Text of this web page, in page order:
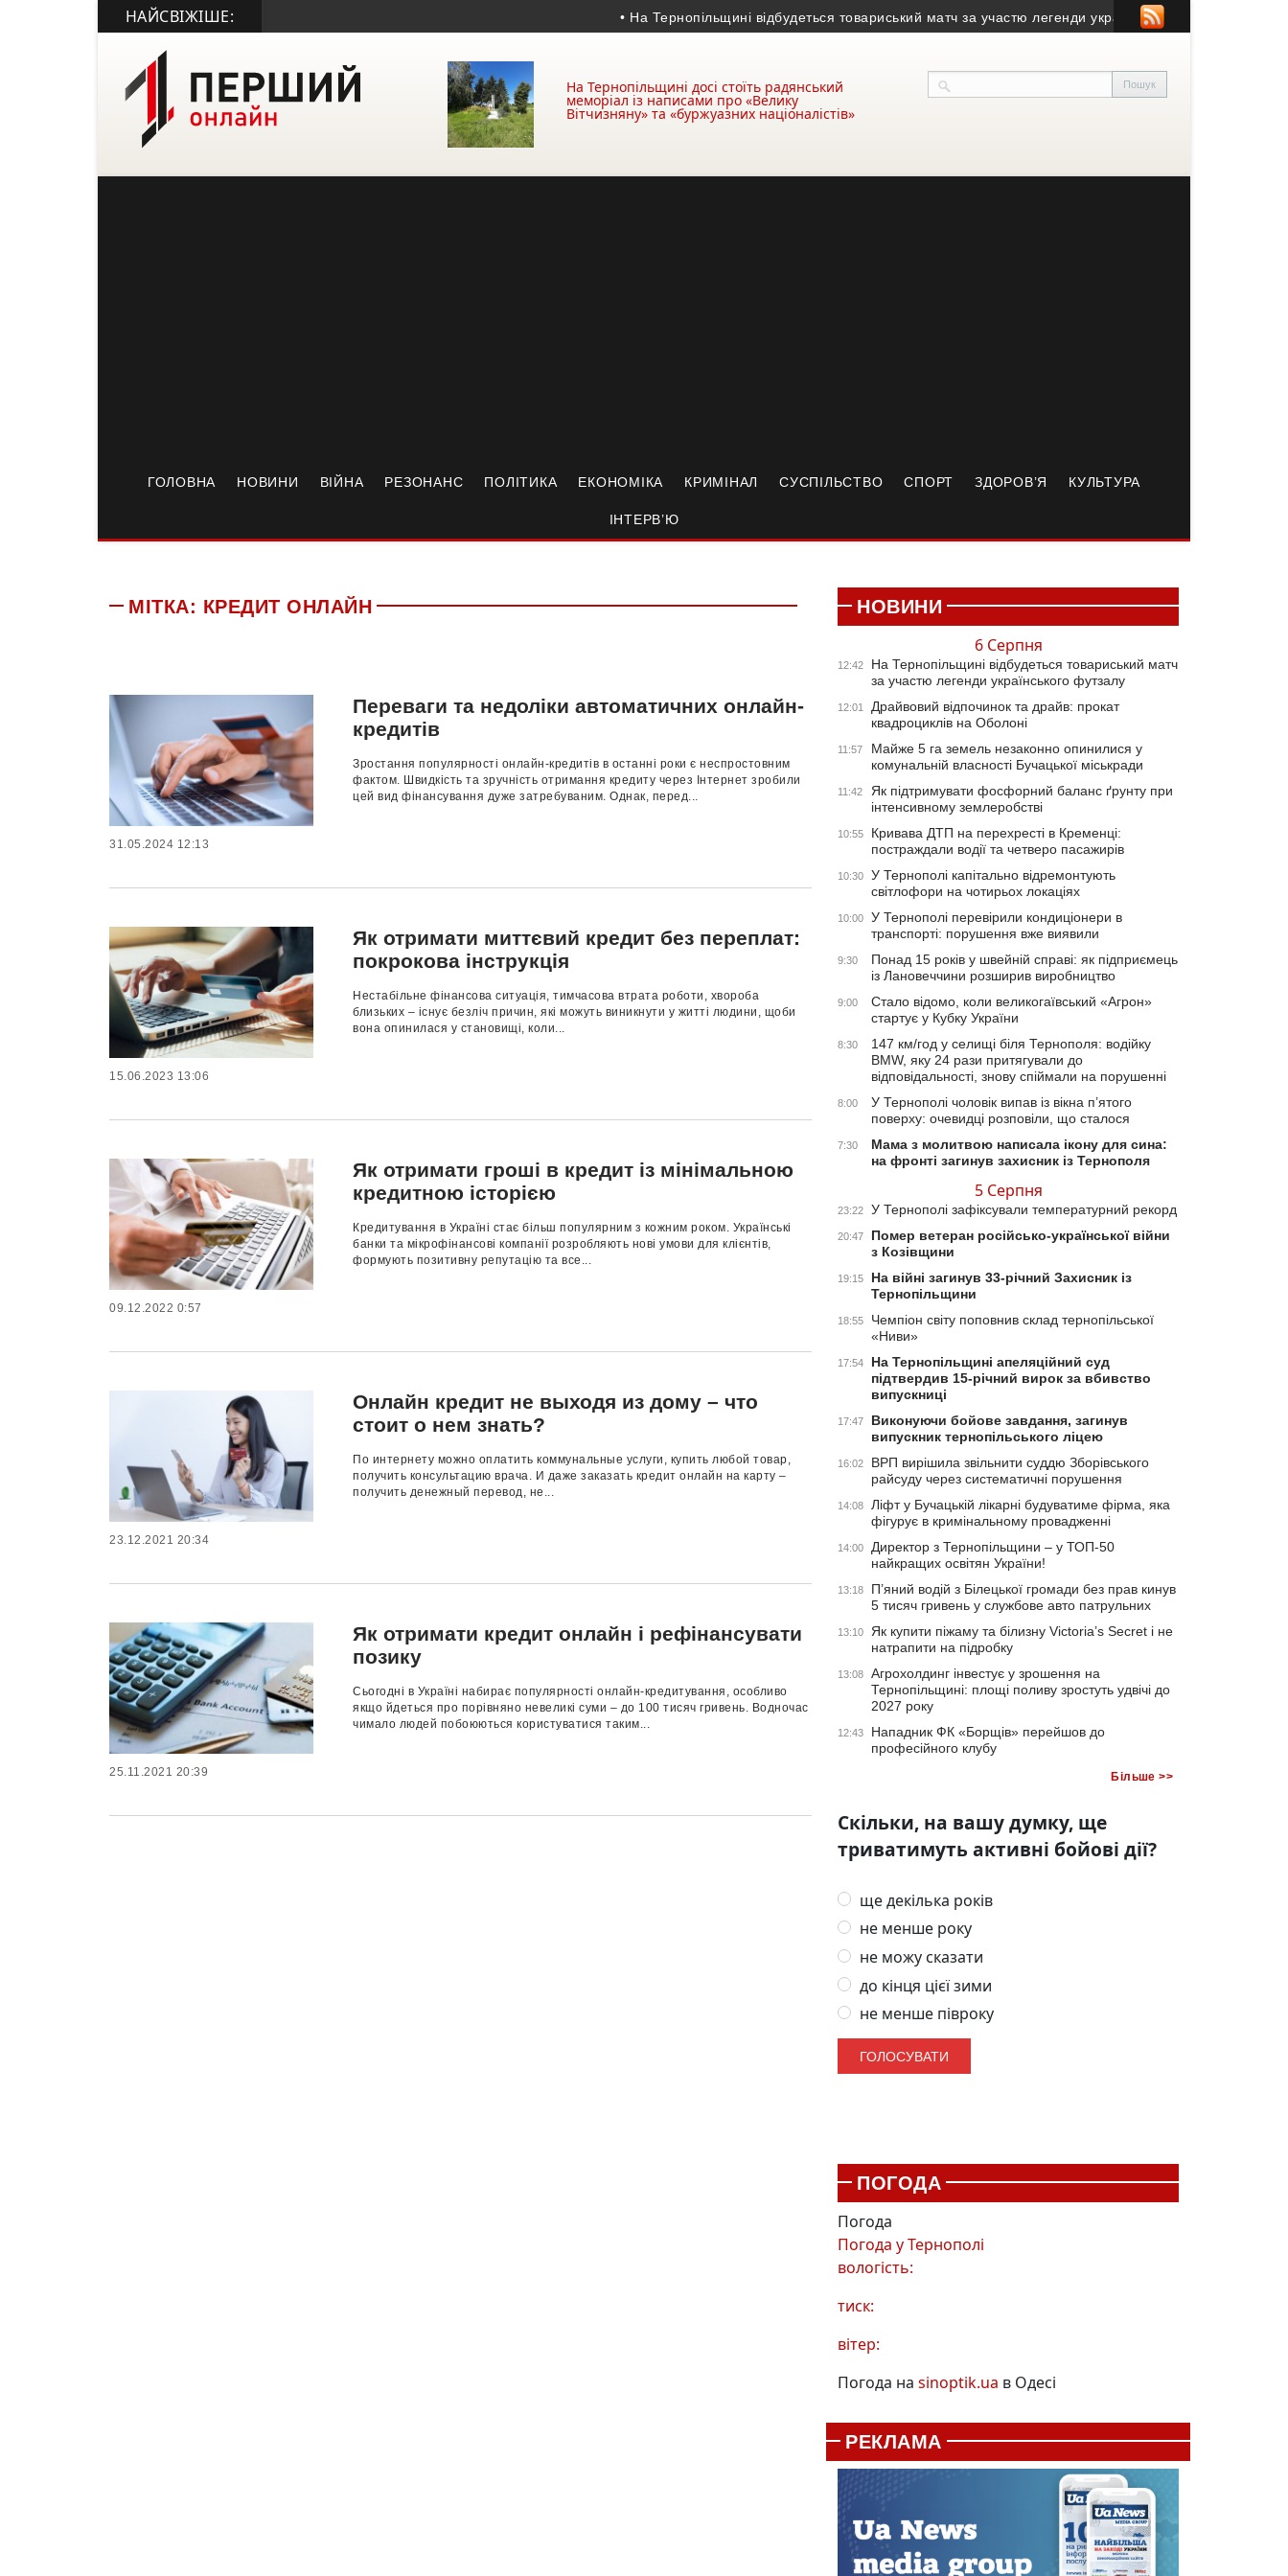
НАЙСВІЖІШЕ: • На Тернопільщині відбудеться товариський матч за участю легенди українського футзалу
На Тернопільщині досі стоїть радянський
меморіал із написами про «Велику
Вітчизняну» та «буржуазних націоналістів»
ГОЛОВНА НОВИНИ ВІЙНА РЕЗОНАНС ПОЛІТИКА ЕКОНОМІКА КРИМІНАЛ СУСПІЛЬСТВО СПОРТ ЗДОРОВ’Я КУЛЬТУРА
ІНТЕРВ’Ю
МІТКА: КРЕДИТ ОНЛАЙН
Переваги та недоліки автоматичних онлайн-
кредитів
Зростання популярності онлайн-кредитів в останні роки є неспростовним
фактом. Швидкість та зручність отримання кредиту через Інтернет зробили
цей вид фінансування дуже затребуваним. Однак, перед...
31.05.2024 12:13
Як отримати миттєвий кредит без переплат:
покрокова інструкція
Нестабільне фінансова ситуація, тимчасова втрата роботи, хвороба
близьких – існує безліч причин, які можуть виникнути у житті людини, щоби
вона опинилася у становищі, коли...
15.06.2023 13:06
Як отримати гроші в кредит із мінімальною
кредитною історією
Кредитування в Україні стає більш популярним з кожним роком. Українські
банки та мікрофінансові компанії розробляють нові умови для клієнтів,
формують позитивну репутацію та все...
09.12.2022 0:57
Онлайн кредит не выходя из дому – что
стоит о нем знать?
По интернету можно оплатить коммунальные услуги, купить любой товар,
получить консультацию врача. И даже заказать кредит онлайн на карту –
получить денежный перевод, не...
23.12.2021 20:34
Як отримати кредит онлайн і рефінансувати
позику
Сьогодні в Україні набирає популярності онлайн-кредитування, особливо
якщо йдеться про порівняно невеликі суми – до 100 тисяч гривень. Водночас
чимало людей побоюються користуватися таким...
25.11.2021 20:39
НОВИНИ
6 Серпня
12:42
На Тернопільщині відбудеться товариський матч
за участю легенди українського футзалу
12:01
Драйвовий відпочинок та драйв: прокат
квадроциклів на Оболоні
11:57
Майже 5 га земель незаконно опинилися у
комунальній власності Бучацької міськради
11:42
Як підтримувати фосфорний баланс ґрунту при
інтенсивному землеробстві
10:55
Кривава ДТП на перехресті в Кременці:
постраждали водії та четверо пасажирів
10:30
У Тернополі капітально відремонтують
світлофори на чотирьох локаціях
10:00
У Тернополі перевірили кондиціонери в
транспорті: порушення вже виявили
9:30
Понад 15 років у швейній справі: як підприємець
із Лановеччини розширив виробництво
9:00
Стало відомо, коли великогаївський «Агрон»
стартує у Кубку України
8:30
147 км/год у селищі біля Тернополя: водійку
BMW, яку 24 рази притягували до
відповідальності, знову спіймали на порушенні
8:00
У Тернополі чоловік випав із вікна п’ятого
поверху: очевидці розповіли, що сталося
7:30
Мама з молитвою написала ікону для сина:
на фронті загинув захисник із Тернополя
5 Серпня
23:22 У Тернополі зафіксували температурний рекорд
20:47
Помер ветеран російсько-української війни
з Козівщини
19:15
На війні загинув 33-річний Захисник із
Тернопільщини
18:55
Чемпіон світу поповнив склад тернопільської
«Ниви»
17:54
На Тернопільщині апеляційний суд
підтвердив 15-річний вирок за вбивство
випускниці
17:47
Виконуючи бойове завдання, загинув
випускник тернопільського ліцею
16:02
ВРП вирішила звільнити суддю Зборівського
райсуду через систематичні порушення
14:08
Ліфт у Бучацькій лікарні будуватиме фірма, яка
фігурує в кримінальному провадженні
14:00
Директор з Тернопільщини – у ТОП-50
найкращих освітян України!
13:18
П’яний водій з Білецької громади без прав кинув
5 тисяч гривень у службове авто патрульних
13:10
Як купити піжаму та білизну Victoria’s Secret і не
натрапити на підробку
13:08
Агрохолдинг інвестує у зрошення на
Тернопільщині: площі поливу зростуть удвічі до
2027 року
12:43
Нападник ФК «Борщів» перейшов до
професійного клубу
Більше >>
Скільки, на вашу думку, ще
триватимуть активні бойові дії?
ще декілька років
не менше року
не можу сказати
до кінця цієї зими
не менше півроку
ПОГОДА
Погода
Погода уТернополі
вологість:
тиск:
вітер:
Погода на sinoptik.ua в Одесі
РЕКЛАМА